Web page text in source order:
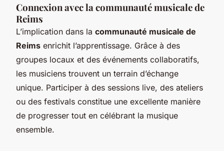
Connexion avec la communauté musicale de
Reims
L’implication dans la communauté musicale de
Reims enrichit l’apprentissage. Grâce à des
groupes locaux et des événements collaboratifs,
les musiciens trouvent un terrain d’échange
unique. Participer à des sessions live, des ateliers
ou des festivals constitue une excellente manière
de progresser tout en célébrant la musique
ensemble.